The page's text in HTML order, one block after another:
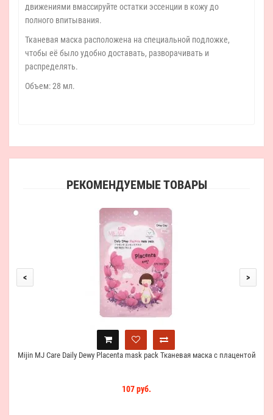
движениями вмассируйте остатки эссенции в кожу до
полного впитывания.
Тканевая маска расположена на специальной подложке,
чтобы её было удобно доставать, разворачивать и
распределять.
Объем: 28 мл.
РЕКОМЕНДУЕМЫЕ ТОВАРЫ
Mijin MJ Care Daily Dewy Placenta mask pack Тканевая маска с плацентой
107 руб.
< >